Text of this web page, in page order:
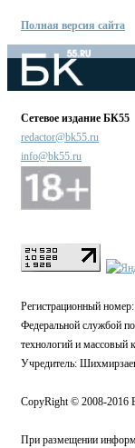
Полная версия сайта
Сетевое издание БК55
redactor@bk55.ru
info@bk55.ru
Регистрационный
Федеральной службой
технологий и массовый
Учредитель:
CopyRight © 2008-2016
При размещении